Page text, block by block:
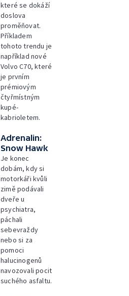
které se dokáží
doslova
proměňovat.
Příkladem
tohoto trendu je
například nové
Volvo C70, které
je prvním
prémiovým
čtyřmístným
kupé-
kabrioletem.
Adrenalin:
Snow Hawk
Je konec
dobám, kdy si
motorkáři kvůli
zimě podávali
dveře u
psychiatra,
páchali
sebevraždy
nebo si za
pomoci
halucinogenů
navozovali pocit
suchého asfaltu.